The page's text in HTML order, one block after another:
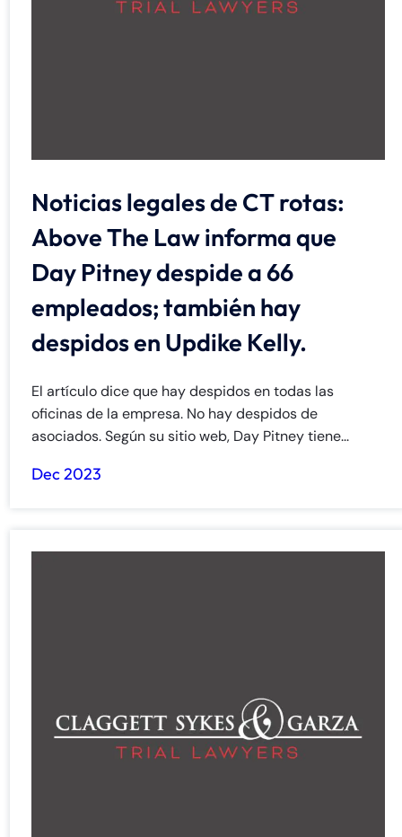
Noticias legales de CT rotas:
Above The Law informa que
Day Pitney despide a 66
empleados; también hay
despidos en Updike Kelly.
El artículo dice que hay despidos en todas las
oficinas de la empresa. No hay despidos de
asociados. Según su sitio web, Day Pitney tiene...
Dec 2023